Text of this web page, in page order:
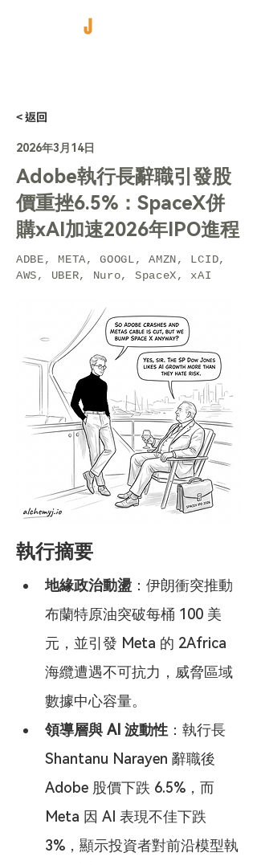
< 返回
2026年3月14日
Adobe執行長辭職引發股
價重挫6.5%：SpaceX併
購xAI加速2026年IPO進程
ADBE, META, GOOGL, AMZN, LCID,
AWS, UBER, Nuro, SpaceX, xAI
執行摘要
地緣政治動盪 ：伊朗衝突推動
布蘭特原油突破每桶 100 美
元，並引發 Meta 的 2Africa
海纜遭遇不可抗力，威脅區域
數據中心容量。
領導層與 AI 波動性 ：執行長
Shantanu Narayen 辭職後
Adobe 股價下跌 6.5%，而
Meta 因 AI 表現不佳下跌
3%，顯示投資者對前沿模型執